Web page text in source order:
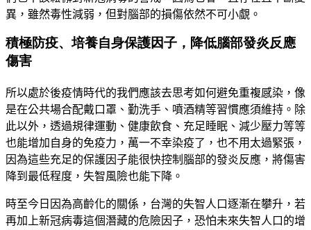
異，雖然毒性減弱，但對腦部的損傷依然不可小覷。
積極防疫、培養自身保護因子，降低腦部發炎反應
傷害
所以處於後疫情時代的我們應該去思考如何避免重複感染，像
是在公共場合配戴口罩、勤洗手、噴酒精等習慣應須維持。除
此以外，透過規律運動、健康飲食、充足睡眠、減少壓力等等
也能增加自身的免疫力，萬一不幸染疫了，也不用太過緊張，
因為這些充足的保護因子能很快控制腦部的發炎反應，將傷害
降到最低程度，失智風險也能下降。
時至今日因為高齡化的關係，台灣的失智人口逐漸在攀升，若
再加上新冠病毒這個潛藏的危險因子，恐怕未來失智人口的增